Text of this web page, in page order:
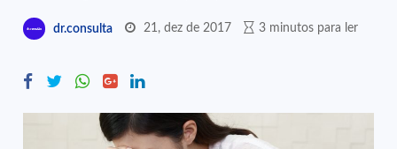
dr.consulta 21, dez de 2017 3 minutos para ler